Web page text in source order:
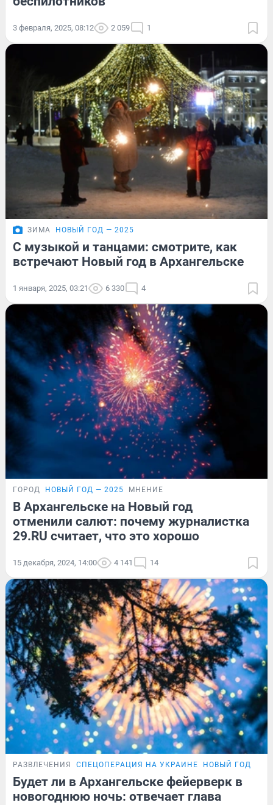
3 февраля, 2025, 08:12 2 059 1
ЗИМА НОВЫЙ ГОД — 2025
С музыкой и танцами: смотрите, как
встречают Новый год в Архангельске
1 января, 2025, 03:21 6 330 4
ГОРОД НОВЫЙ ГОД — 2025 МНЕНИЕ
В Архангельске на Новый год
отменили салют: почему журналистка
29.RU считает, что это хорошо
15 декабря, 2024, 14:00 4 141 14
РАЗВЛЕЧЕНИЯ СПЕЦОПЕРАЦИЯ НА УКРАИНЕ НОВЫЙ ГОД —
Будет ли в Архангельске фейерверк в
новогоднюю ночь: отвечает глава